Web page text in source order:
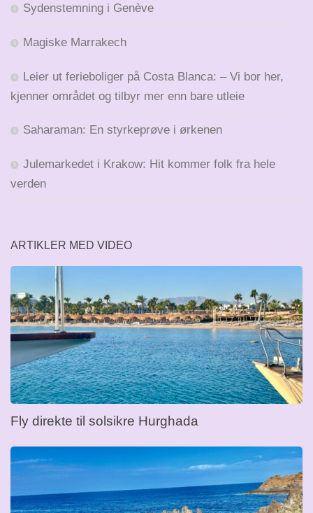
Sydenstemning i Genève
Magiske Marrakech
Leier ut ferieboliger på Costa Blanca: – Vi bor her,
kjenner området og tilbyr mer enn bare utleie
Saharaman: En styrkeprøve i ørkenen
Julemarkedet i Krakow: Hit kommer folk fra hele
verden
ARTIKLER MED VIDEO
Fly direkte til solsikre Hurghada